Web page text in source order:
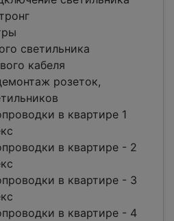
светильника
кабеля
розеток,
в квартире 1
в квартире - 2
в квартире - 3
в квартире - 4